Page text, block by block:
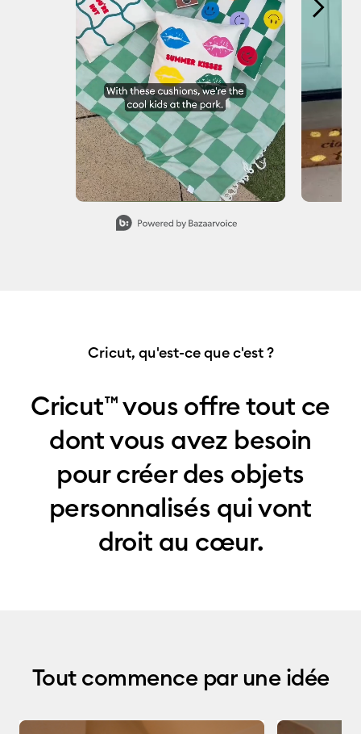
Cricut, qu'est-ce que c'est ?
Cricut™ vous offre tout ce
dont vous avez besoin
pour créer des objets
personnalisés qui vont
droit au cœur.
Tout commence par une idée